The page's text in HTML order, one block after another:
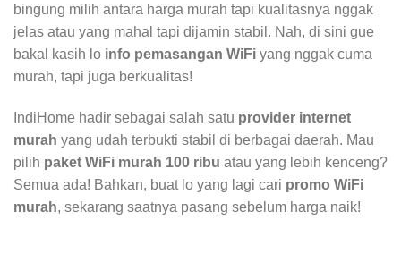
bingung milih antara harga murah tapi kualitasnya nggak
jelas atau yang mahal tapi dijamin stabil. Nah, di sini gue
bakal kasih lo info pemasangan WiFi yang nggak cuma
murah, tapi juga berkualitas!
IndiHome hadir sebagai salah satu provider internet
murah yang udah terbukti stabil di berbagai daerah. Mau
pilih paket WiFi murah 100 ribu atau yang lebih kenceng?
Semua ada! Bahkan, buat lo yang lagi cari promo WiFi
murah, sekarang saatnya pasang sebelum harga naik!